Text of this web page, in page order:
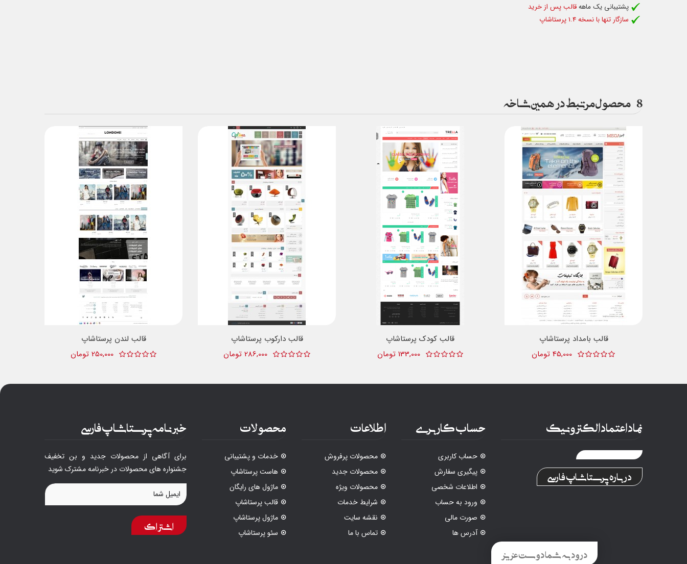
پشتیبانی یک ماههقالب پس از خرید
سازگار تنها با نسخه 1.4 پرستاشاپ
8 محصول مرتبط در همین شاخه
قالب لندن پرستاشاپ
250,000 تومان
قالب دارکوب پرستاشاپ
286,000 تومان
قالب کودک پرستاشاپ
133,000 تومان
قالب بامداد پرستاشاپ
45,000 تومان
نماد اعتماد الکترونیک
درباره پرستاشاپ فارسی
حساب کاربری
حساب کاربری
پیگیری سفارش
اطلاعات شخصی
ورود به حساب
صورت مالی
آدرس ها
اطلاعات
محصولات پرفروش
محصولات جدید
محصولات ویژه
شرایط خدمات
نقشه سایت
تماس با ما
محصولات
خدمات و پشتیبانی
هاست پرستاشاپ
ماژول های رایگان
قالب پرستاشاپ
ماژول پرستاشاپ
سئو پرستاشاپ
خبرنامه پرستاشاپ فارسی
برای آگاهی از محصولات جدید و بن تخفیف
جشنواره های محصولات در خبرنامه مشترک شوید
اشتراک
درود به شما دوست عزیز